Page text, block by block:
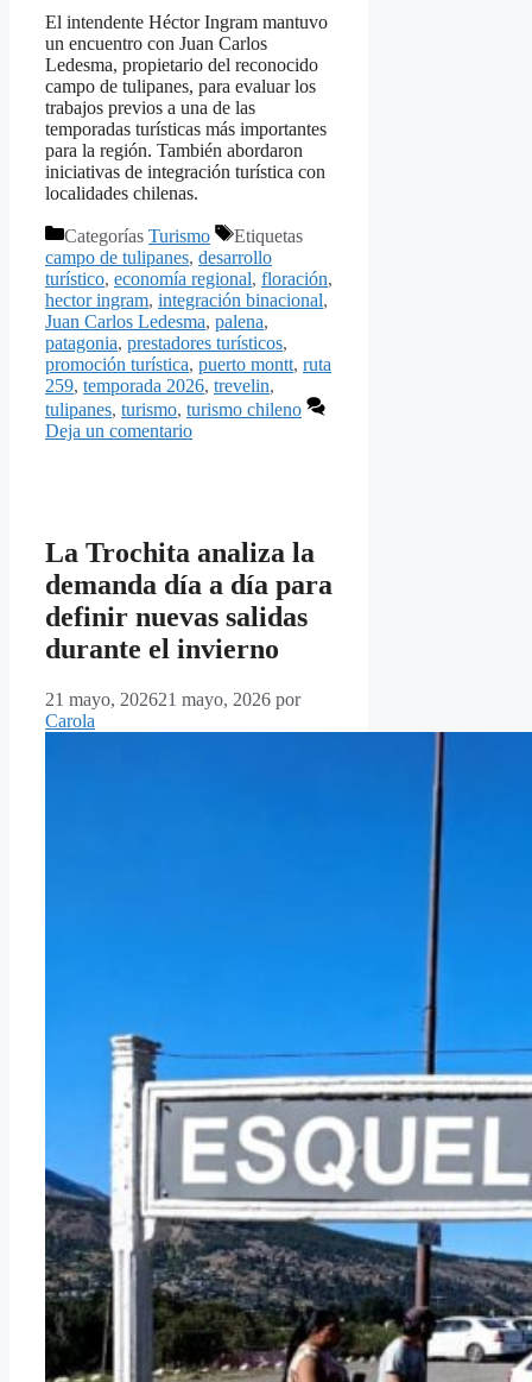
El intendente Héctor Ingram mantuvo
un encuentro con Juan Carlos
Ledesma, propietario del reconocido
campo de tulipanes, para evaluar los
trabajos previos a una de las
temporadas turísticas más importantes
para la región. También abordaron
iniciativas de integración turística con
localidades chilenas.
Categorías Turismo
Etiquetas
campo de tulipanes, desarrollo
turístico, economía regional, floración,
hector ingram, integración binacional,
Juan Carlos Ledesma, palena,
patagonia, prestadores turísticos,
promoción turística, puerto montt, ruta
259, temporada 2026, trevelin,
tulipanes, turismo, turismo chileno
Deja un comentario
La Trochita analiza la
demanda día a día para
definir nuevas salidas
durante el invierno
21 mayo, 202621 mayo, 2026 por
Carola